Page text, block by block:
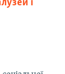
і